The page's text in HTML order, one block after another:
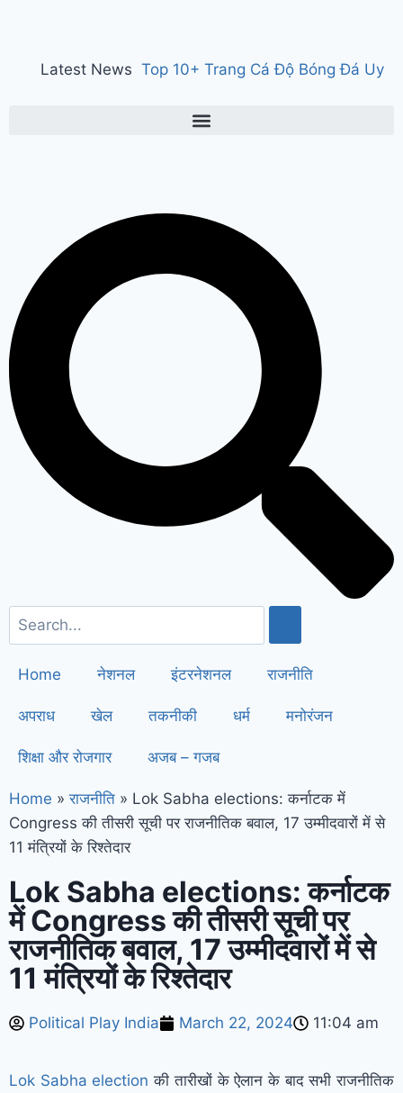
Latest News Top 10+ Trang Cá Độ Bóng Đá Uy
कार्यक्रम, CM सैनी ने कहा- ‘वंदे मातरम्’
राष्ट्र की आत्मा, पहचान और गौरव
land scam case में पूर्व CM भूपेंद्र हुड्डा
को हाईकोर्ट का झटका, अब CBI की स्पेशल
Relief to farmers :
Haryana के किसानों को ‘नायाब’ राहत, CM
सैनी ने 6 महीने के लिए बिजली बिल किया माफ
! Elderly people will get respect
and support : मोदी का यह कार्ड दिलाएगा
बुजुर्गों को सम्मान और सहारा !
PM Modi’s
Haryana visit finalized: इस दिन
हरियाणा दौरे पर आएंगे पीएम मोदी, इन
कार्यक्रमों में होंगे शामिल
Home
नेशनल इंटरनेशनल राजनीति
अपराध खेल तकनीकी धर्म मनोरंजन
शिक्षा और रोजगार अजब – गजब
Home » राजनीति » Lok Sabha elections: कर्नाटक में
Congress की तीसरी सूची पर राजनीतिक बवाल, 17 उम्मीदवारों में से
11 मंत्रियों के रिश्तेदार
Lok Sabha elections: कर्नाटक
में Congress की तीसरी सूची पर
राजनीतिक बवाल, 17 उम्मीदवारों में से
11 मंत्रियों के रिश्तेदार
Political Play India March 22, 2024 11:04 am
Lok Sabha election की तारीखों के ऐलान के बाद सभी राजनीतिक